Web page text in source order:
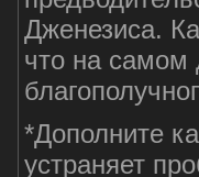
Дженезиса.
что на самом
*Дополните
устраняет